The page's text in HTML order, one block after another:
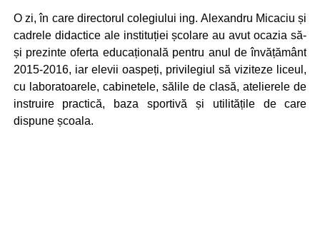
O zi, în care directorul colegiului ing. Alexandru Micaciu și
cadrele didactice ale instituției școlare au avut ocazia să-
și prezinte oferta educațională pentru anul de învățământ
2015-2016, iar elevii oaspeți, privilegiul să viziteze liceul,
cu laboratoarele, cabinetele, sălile de clasă, atelierele de
instruire practică, baza sportivă și utilitățile de care
dispune școala.